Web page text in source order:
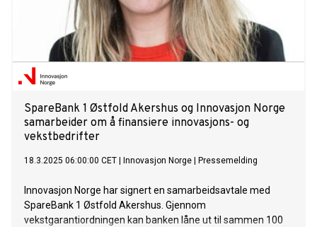
SpareBank 1 Østfold Akershus og Innovasjon Norge
samarbeider om å finansiere innovasjons- og
vekstbedrifter
18.3.2025 06:00:00 CET Innovasjon Norge Pressemelding
Innovasjon Norge har signert en samarbeidsavtale med
SpareBank 1 Østfold Akershus. Gjennom
vekstgarantiordningen kan banken låne ut til sammen 100